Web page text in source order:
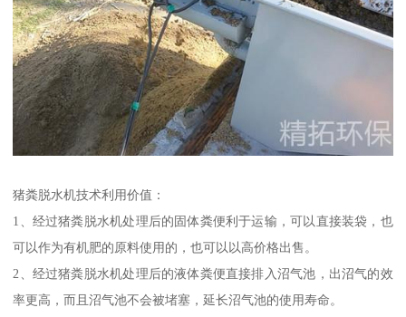
猪粪脱水机技术利用价值：
1、经过猪粪脱水机处理后的固体粪便利于运输，可以直接装袋，也
可以作为有机肥的原料使用的，也可以以高价格出售。
2、经过猪粪脱水机处理后的液体粪便直接排入沼气池，出沼气的效
率更高，而且沼气池不会被堵塞，延长沼气池的使用寿命。